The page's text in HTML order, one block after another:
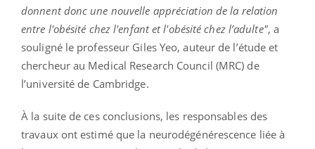
donnent donc une nouvelle appréciation de la relation
entre l'obésité chez l'enfant et l'obésité chez l’adulte", a
souligné le professeur Giles Yeo, auteur de l’étude et
chercheur au Medical Research Council (MRC) de
l’université de Cambridge.
À la suite de ces conclusions, les responsables des
travaux ont estimé que la neurodégénérescence liée à